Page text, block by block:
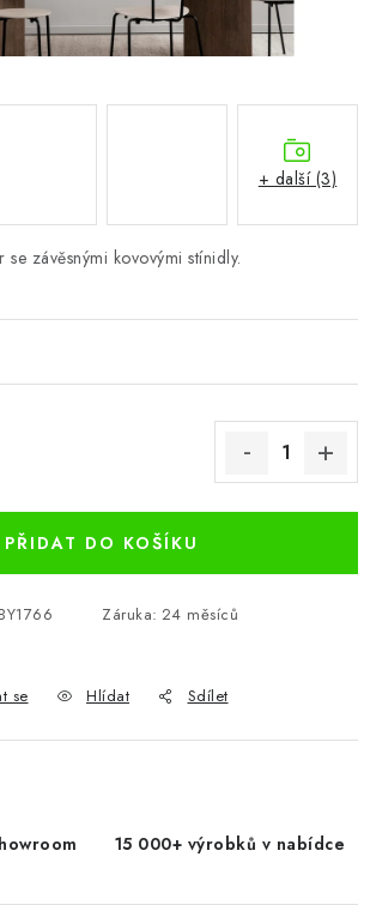
se závěsnými kovovými stínidly.
PŘIDAT DO KOŠÍKU
Záruka: 24 měsíců
se Hlídat Sdílet
+ další (3)
15 000+ výrobků v nabídce